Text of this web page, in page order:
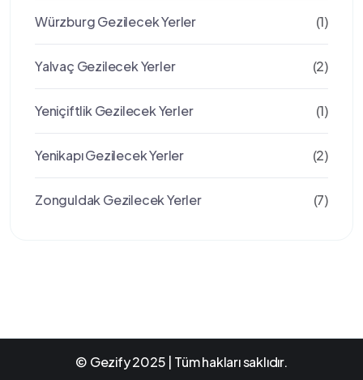
Würzburg Gezilecek Yerler (1)
Yalvaç Gezilecek Yerler (2)
Yeniçiftlik Gezilecek Yerler (1)
Yenikapı Gezilecek Yerler (2)
Zonguldak Gezilecek Yerler (7)
© Gezify 2025 | Tüm hakları saklıdır.